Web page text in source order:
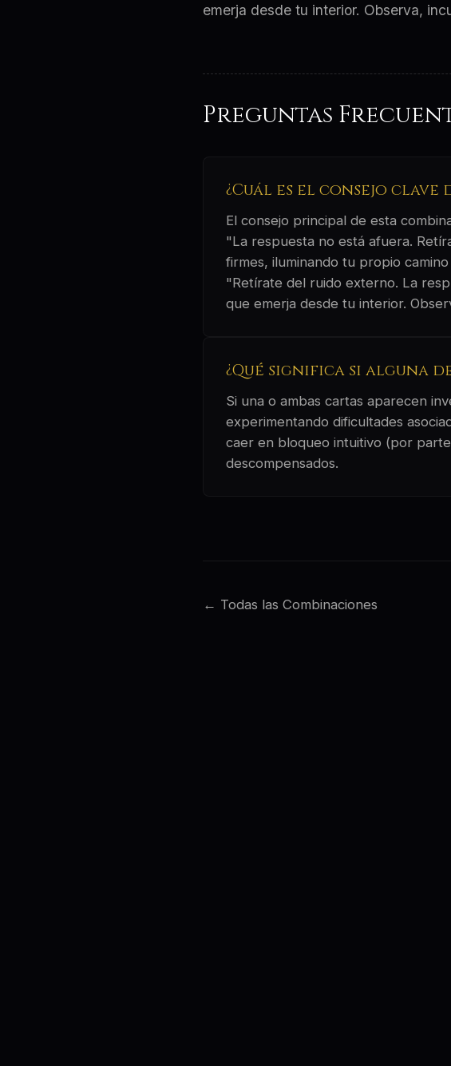
emerja desde tu interior. Observa,
Preguntas
¿Cuál es el consejo clave
El consejo principal de esta
"La respuesta no está afuera.
firmes, iluminando tu propio
"Retírate del ruido externo. La
que emerja desde tu interior.
¿Qué significa si alguna
Si una o ambas cartas aparecen
experimentando dificultades
caer en bloqueo intuitivo (por
descompensados.
← Todas las Combinaciones